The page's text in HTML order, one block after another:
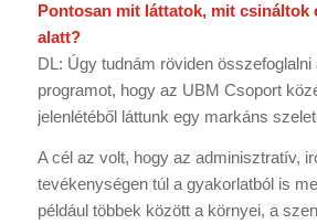
Pontosan mit láttatok, mit csináltok
alatt?
DL: Úgy tudnám röviden összefoglalni
programot, hogy az UBM Csoport
jelenlétéből láttunk egy markáns
A cél az volt, hogy az adminisztratív,
tevékenységen túl a gyakorlatból is
például többek között a környei, a